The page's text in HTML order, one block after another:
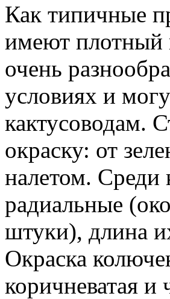
Как типичные
имеют плотный
очень
условиях и
кактусоводам.
окраску: от
налетом. Среди
радиальные
штуки), длина
Окраска
коричневатая и